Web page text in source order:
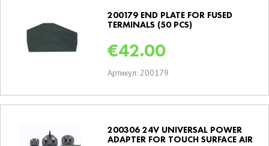
200179 END PLATE FOR FUSED
TERMINALS (50 PCS)
€42.00
Артикул: 200179
200306 24V UNIVERSAL POWER
ADAPTER FOR TOUCH SURFACE AIR